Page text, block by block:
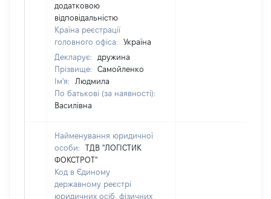
додатковою
відповідальністю
Країна реєстрації
головного офіса:
Україна
Декларує:
дружина
Прізвище:
Самойленко
Ім'я:
Людмила
По батькові (за наявності):
Василівна
Найменування юридичної
особи:
ТДВ "ЛОГІСТИК
ФОКСТРОТ"
Код в Єдиному
державному реєстрі
юридичних осіб, фізичних